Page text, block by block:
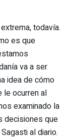
todavía.
es que
va a ser
idea de cómo
le ocurren al
examinado la
decisiones que
al diario.